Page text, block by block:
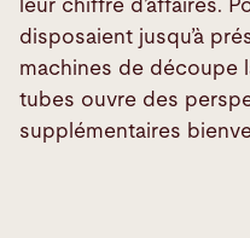
leur chiffre d’affaires.
disposaient jusqu’à
machines de découpe
tubes ouvre des
supplémentaires